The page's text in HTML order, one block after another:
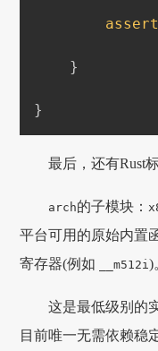
}
}
最后，还有Rust
arch的子模块：
平台可用的原始内置
寄存器(例如
__m512i )
这是最低级别的
目前唯一无需依赖稳